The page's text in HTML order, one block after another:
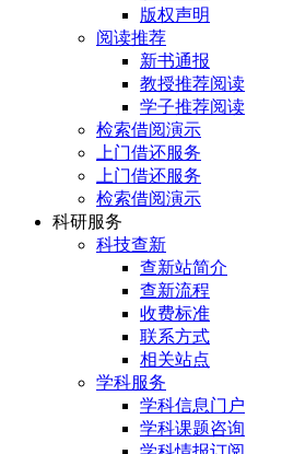
版权声明
阅读推荐
新书通报
教授推荐阅读
学子推荐阅读
检索借阅演示
上门借还服务
上门借还服务
检索借阅演示
科研服务
科技查新
查新站简介
查新流程
收费标准
联系方式
相关站点
学科服务
学科信息门户
学科课题咨询